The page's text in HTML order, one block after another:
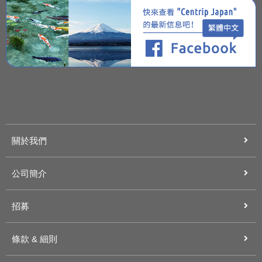
關於我們
公司簡介
招募
條款 & 細則